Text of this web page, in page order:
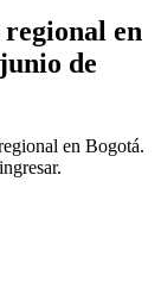
en
de
en Bogotá.